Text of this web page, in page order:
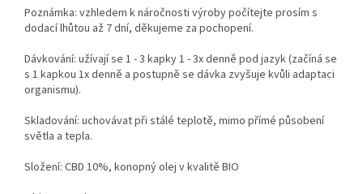
Poznámka: vzhledem k náročnosti výroby počítejte prosím s
dodací lhůtou až 7 dní, děkujeme za pochopení.
Dávkování: užívají se 1 - 3 kapky 1 - 3x denně pod jazyk (začíná se
s 1 kapkou 1x denně a postupně se dávka zvyšuje kvůli adaptaci
organismu).
Skladování: uchovávat při stálé teplotě, mimo přímé působení
světla a tepla.
Složení: CBD 10%, konopný olej v kvalitě BIO